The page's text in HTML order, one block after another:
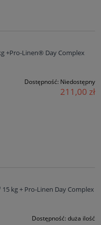
+Pro-Linen® Day Complex
Dostępność: Niedostępny
211,00 zł
kg + Pro-Linen Day Complex
Dostępność: duża ilość